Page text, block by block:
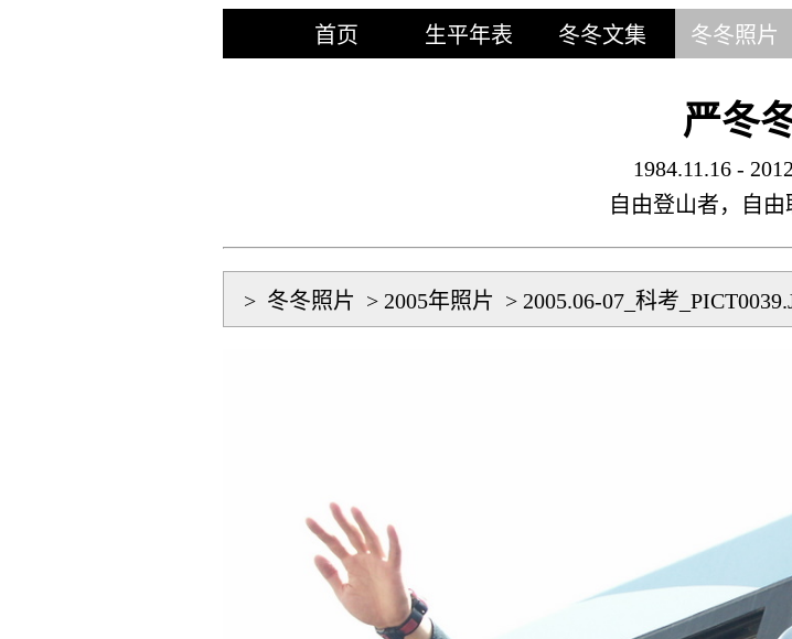
首页 生平年表 冬冬文集 冬冬照片
严冬
1984.11.16 -
自由登山者，自
> 冬冬照片 > 2005年照片 > 2005.06-07_科考